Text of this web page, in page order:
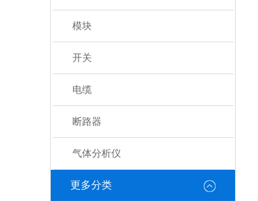
模块
开关
电缆
断路器
气体分析仪
更多分类